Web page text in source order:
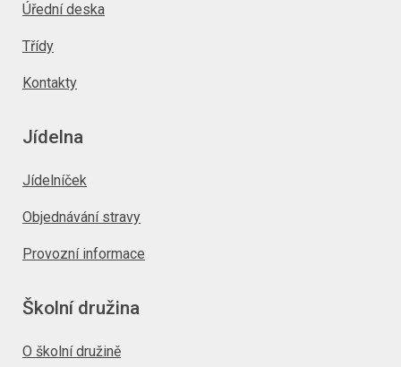
Úřední deska
Třídy
Kontakty
Jídelna
Jídelníček
Objednávání stravy
Provozní informace
Školní družina
O školní družině